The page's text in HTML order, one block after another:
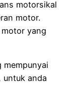
motorsikal
motor.
yang
mempunyai
untuk anda